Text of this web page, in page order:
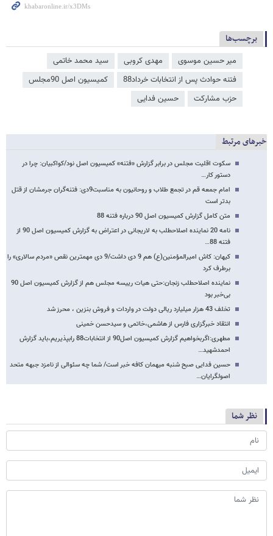
برچسب‌ها
میر حسین موسوی مهدی کروبی
سید محمد خاتمی
فتنه حوادث پس از انتخابات خرداد88
کمیسیون اصل 90مجلس
حزب مشارکت
حسین فدایی
خبرهای مرتبط
سکوت اقلیت مجلس در برابر گزارش «فتنه» کمیسیون اصل نود/کواکبیان: چرا در
دستور کار…
امام جمعه قم در تجمع طلاب و روحانیون به مناسبت9دی: فتنه‌گران جرمشان از قتل
بدتر است
متن کامل گزارش کمیسیون اصل 90 درباره فتنه 88
نامه 20 نماینده اصلاح​طلب به لاریجانی در اعتراض به گزارش کمیسیون اصل 90 از
فتنه 88…
کیهان: کاش امیرالمؤمنین(ع) هم 9 دی داشت/9 دی مهمترین نقص «مردم سالاری» را
برطرف کرد
نماینده اصلاح​طلب زنجان:حتی هیات رییسه مجلس هم از گزارش کمیسیون اصل 90
بی‌خبر بود
تخلف 43 هزار میلیارد ریالی دولت در واردات و فروش بنزین ، محرز شد
انتقاد خبرگزاری فارس از هاشمی،خاتمی و سیدحسن خمینی
مطهری:اگربخواهیم گزارش کمیسیون اصل90 از انتخابات88 رابپذیریم،باید گزارش
احمدشهید…
حسین فدایی صبح شنبه میهمان کافه خبر است/ شما چه سئوالی از نامزد جبهه متحد
اصولگرایان…
نظر شما